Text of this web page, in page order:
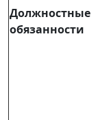
Должностные
обязанности